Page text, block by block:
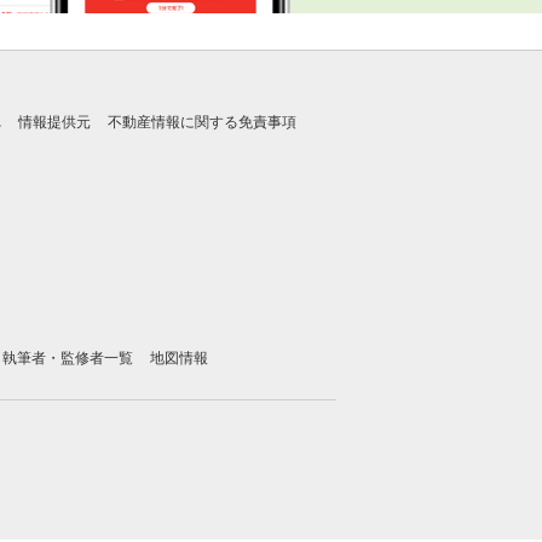
情報提供元 不動産情報に関する免責事項
執筆者・監修者一覧 地図情報